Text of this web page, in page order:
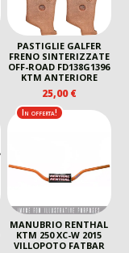
PASTIGLIE GALFER
FRENO SINTERIZZATE
OFF-ROAD FD138G1396
KTM ANTERIORE
25,00€
In offerta!
MANUBRIO RENTHAL
KTM 250 XC-W 2015
VILLOPOTO FATBAR